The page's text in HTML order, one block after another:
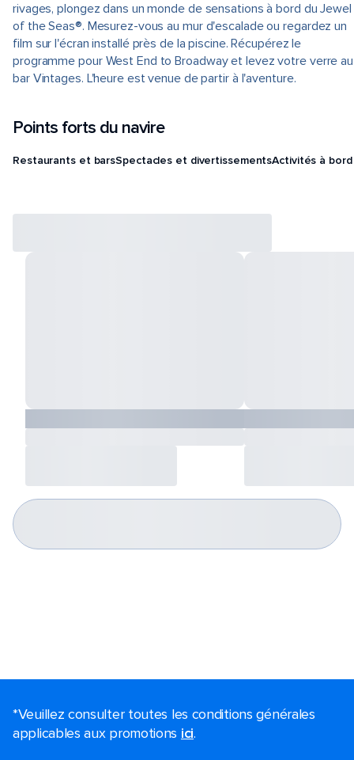
rivages, plongez dans un monde de sensations à bord du Jewel
of the Seas®. Mesurez-vous au mur d'escalade ou regardez un
film sur l'écran installé près de la piscine. Récupérez le
programme pour West End to Broadway et levez votre verre au
bar Vintages. L'heure est venue de partir à l'aventure.
Points forts du navire
Restaurants et barsSpectacles et divertissementsActivités à bord
*Veuillez consulter toutes les conditions générales
applicables aux promotions ici.